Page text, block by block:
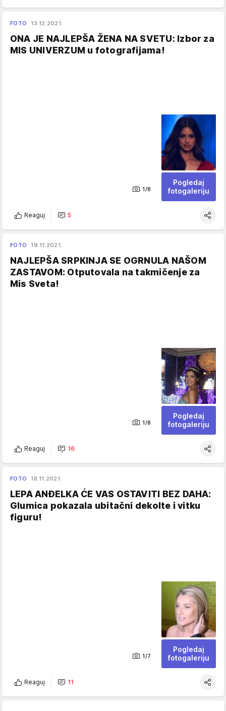
FOTO 13.12.2021.
ONA JE NAJLEPŠA ŽENA NA SVETU: Izbor za
MIS UNIVERZUM u fotografijama!
1/8
Pogledaj
fotogaleriju
Reaguj 5
FOTO 19.11.2021.
NAJLEPŠA SRPKINJA SE OGRNULA NAŠOM
ZASTAVOM: Otputovala na takmičenje za
Mis Sveta!
1/8
Pogledaj
fotogaleriju
Reaguj 16
FOTO 18.11.2021.
LEPA ANĐELKA ĆE VAS OSTAVITI BEZ DAHA:
Glumica pokazala ubitačni dekolte i vitku
figuru!
1/7
Pogledaj
fotogaleriju
Reaguj 11